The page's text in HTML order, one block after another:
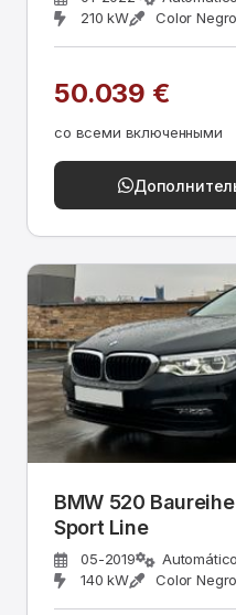
210 kW
Color Negro
50.039 €
со всеми включенными
BMW 520
Sport Line
05-2019
140 kW
Color Negro